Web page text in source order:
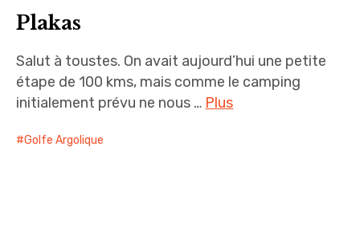
Plakas
Salut à toustes. On avait aujourd’hui une petite
étape de 100 kms, mais comme le camping
initialement prévu ne nous … Plus
Golfe Argolique